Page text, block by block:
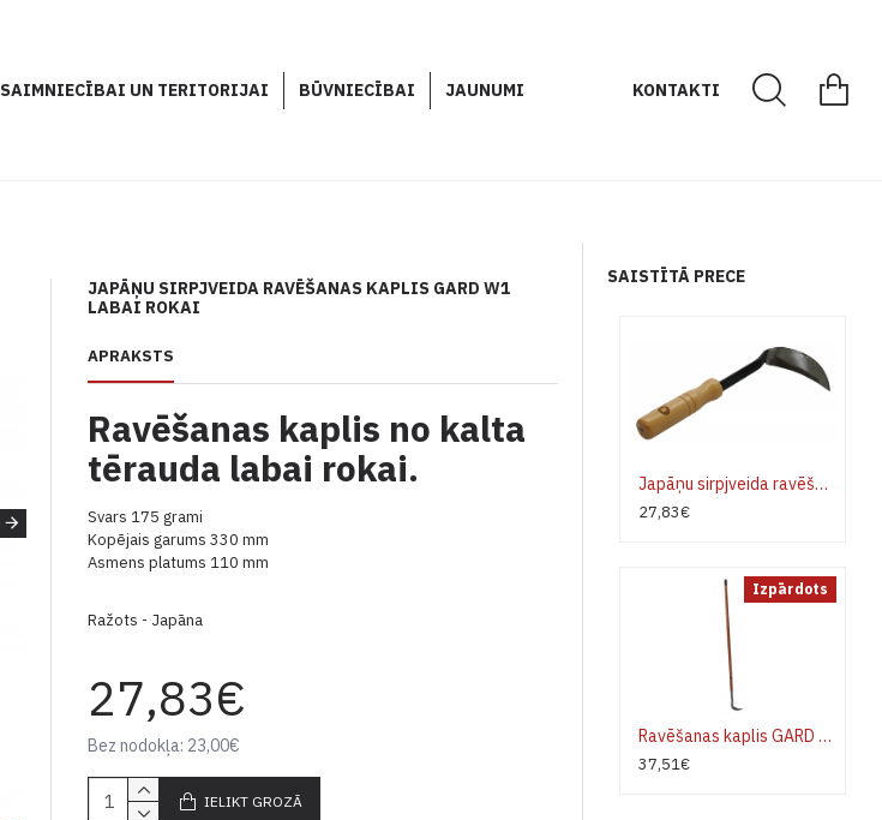
SAIMNIECĪBAI UN TERITORIJAI BŪVNIECĪBAI JAUNUMI KONTAKTI
JAPĀŅU SIRPJVEIDA RAVĒŠANAS KAPLIS GARD W1
LABAI ROKAI
APRAKSTS
Ravēšanas kaplis no kalta
tērauda labai rokai.
Svars 175 grami
Kopējais garums 330 mm
Asmens platums 110 mm
Ražots - Japāna
27,83€
Bez nodokļa: 23,00€
IELIKT GROZĀ
SAISTĪTĀ PRECE
Japāņu sirpjveida ravēšanas kaplis GARD W1SL kreisai rokai
27,83€
Izpārdots
Ravēšanas kaplis GARD W1 labai rokai garajā kātā
37,51€